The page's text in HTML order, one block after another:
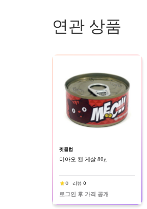
연관 상품
펫클럽
미아오 캔 게살 80g
0 리뷰 0
로그인 후 가격 공개